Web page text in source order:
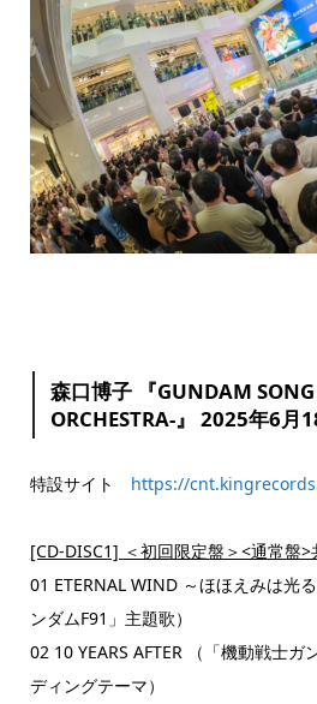
森口博子 『GUNDAM SONG
ORCHESTRA-』 2025年6月
特設サイト https://
[CD-DISC1] ＜初回限定盤＞<通常盤>
01 ETERNAL WIND ～ほほえみは光
ンダムF91」主題歌）
02 10 YEARS AFTER （「機動戦士
ディングテーマ）